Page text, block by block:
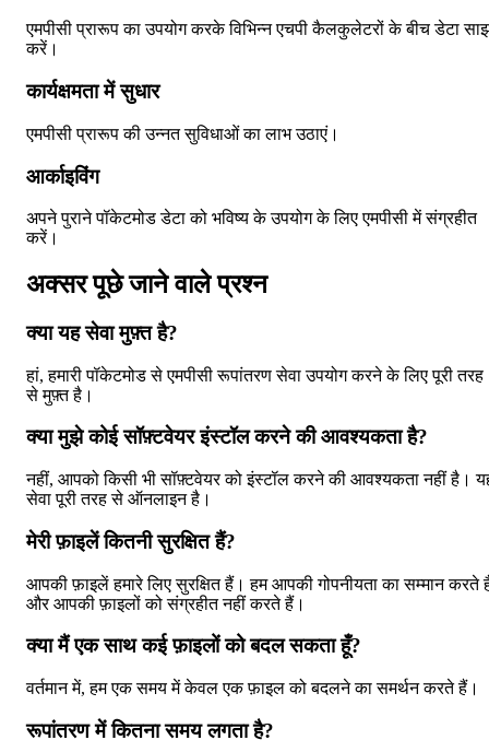
एमपीसी प्रारूप का उपयोग करके विभिन्न एचपी कैलकुलेटरों के बीच डेटा
करें।
कार्यक्षमता में सुधार
एमपीसी प्रारूप की उन्नत सुविधाओं का लाभ उठाएं।
आर्काइविंग
अपने पुराने पॉकेटमोड डेटा को भविष्य के उपयोग के लिए एमपीसी में संग्रहीत
करें।
अक्सर पूछे जाने वाले प्रश्न
क्या यह सेवा मुफ़्त है?
हां, हमारी पॉकेटमोड से एमपीसी रूपांतरण सेवा उपयोग करने के लिए पूरी तरह
से मुफ़्त है।
क्या मुझे कोई सॉफ़्टवेयर इंस्टॉल करने की आवश्यकता है?
नहीं, आपको किसी भी सॉफ़्टवेयर को इंस्टॉल करने की आवश्यकता नहीं है।
सेवा पूरी तरह से ऑनलाइन है।
मेरी फ़ाइलें कितनी सुरक्षित हैं?
आपकी फ़ाइलें हमारे लिए सुरक्षित हैं। हम आपकी गोपनीयता का सम्मान करते
और आपकी फ़ाइलों को संग्रहीत नहीं करते हैं।
क्या मैं एक साथ कई फ़ाइलों को बदल सकता हूँ?
वर्तमान में, हम एक समय में केवल एक फ़ाइल को बदलने का समर्थन करते हैं।
रूपांतरण में कितना समय लगता है?